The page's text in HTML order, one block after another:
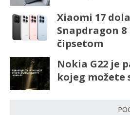
Xiaomi 17
Snapdragon 8
čipsetom
Nokia G22 je
kojeg